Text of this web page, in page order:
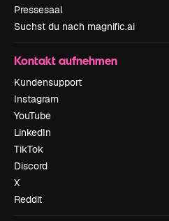
Pressesaal
Suchst du nach magnific.ai
Kontakt aufnehmen
Kundensupport
Instagram
YouTube
LinkedIn
TikTok
Discord
X
Reddit